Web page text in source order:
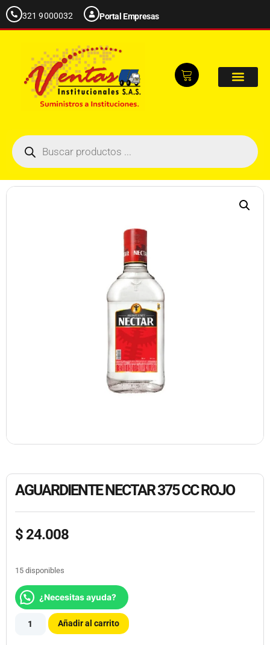
321 9000032 Portal Empresas
AGUARDIENTE NECTAR 375 CC ROJO
$24.008
15 disponibles
¿Necesitas ayuda?
Añadir al carrito